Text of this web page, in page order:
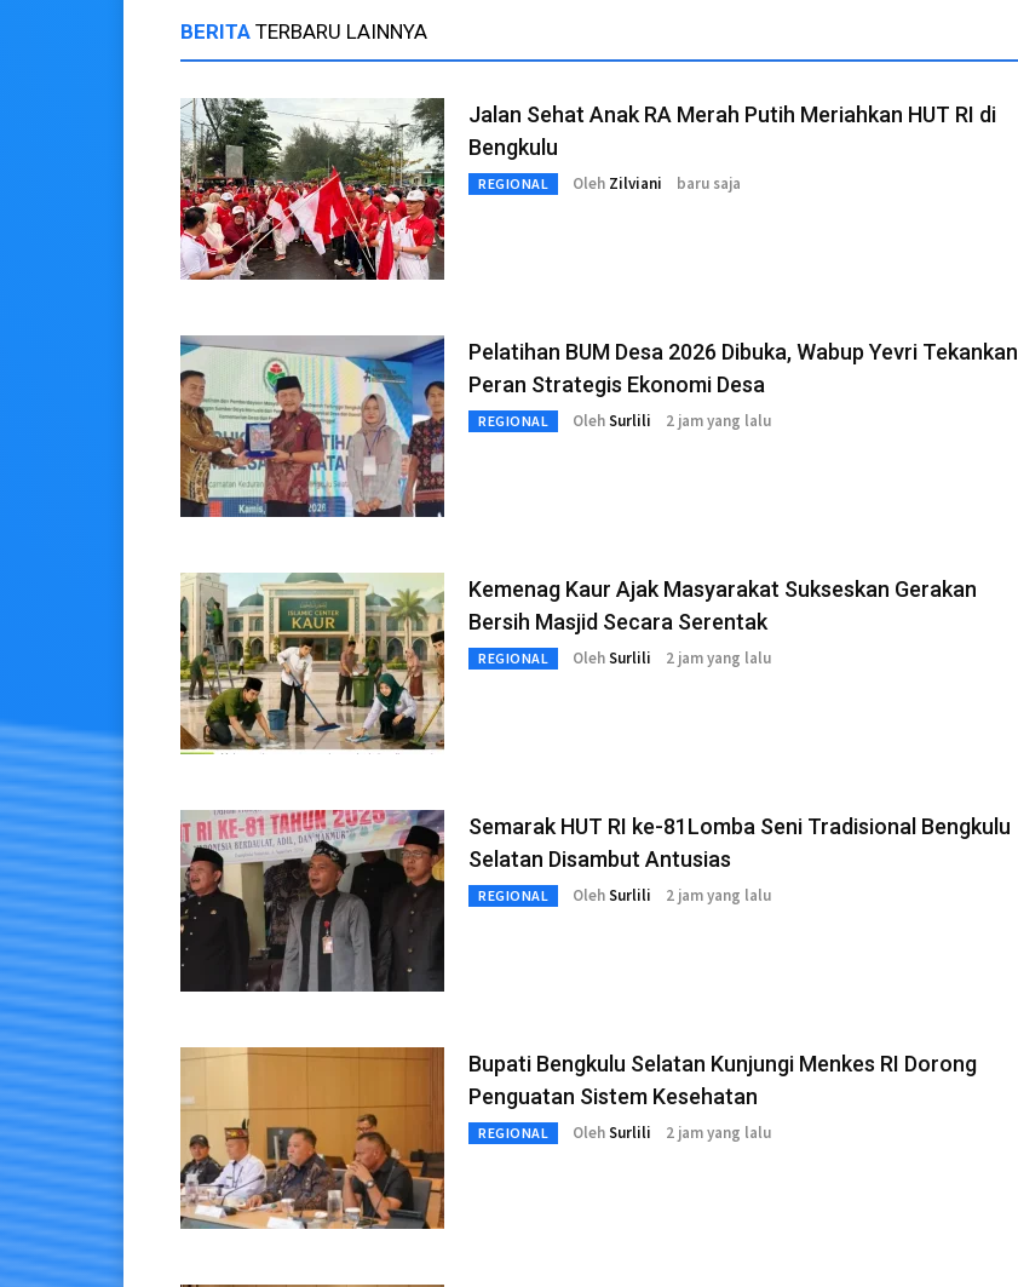
BERITA TERBARU LAINNYA
Jalan Sehat Anak RA Merah Putih Meriahkan HUT RI di
Bengkulu
REGIONAL Oleh Zilviani baru saja
Pelatihan BUM Desa 2026 Dibuka, Wabup Yevri Tekankan
Peran Strategis Ekonomi Desa
REGIONAL OlehSurlili 2 jam yang lalu
Kemenag Kaur Ajak Masyarakat Sukseskan Gerakan
Bersih Masjid Secara Serentak
REGIONAL OlehSurlili 2 jam yang lalu
Semarak HUT RI ke-81Lomba Seni Tradisional Bengkulu
Selatan Disambut Antusias
REGIONAL OlehSurlili 2 jam yang lalu
Bupati Bengkulu Selatan Kunjungi Menkes RI Dorong
Penguatan Sistem Kesehatan
REGIONAL OlehSurlili 2 jam yang lalu